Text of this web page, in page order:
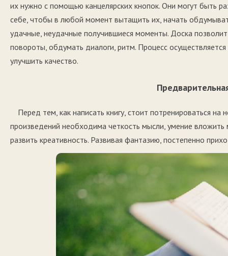
их нужно с помощью канцелярских кнопок. Они могут быть
себе, чтобы в любой момент вытащить их, начать
удачные, неудачные получившиеся моменты. Доска
повороты, обдумать диалоги, ритм. Процесс
улучшить качество.
Перед тем, как написать книгу, стоит потренироваться
произведений необходима четкость мысли, умение
развить креативность. Развивая фантазию, постепенно